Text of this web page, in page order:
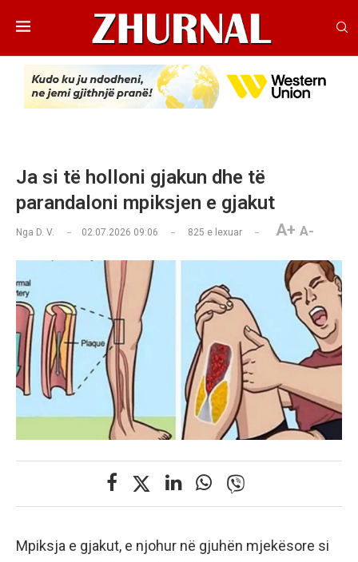
Ja si të holloni gjakun dhe të
parandaloni mpiksjen e gjakut
Nga D. V. 02.07.2026 09:06 825 e lexuar A+ A-
Mpiksja e gjakut, e njohur në gjuhën mjekësore si